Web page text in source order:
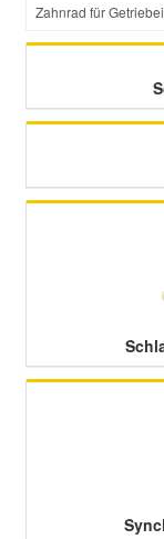
Zahnrad für